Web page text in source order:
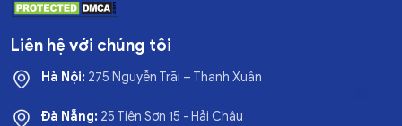
Liên hệ với chúng tôi
Hà Nội: 275 Nguyễn Trãi – Thanh Xuân
Đà Nẵng: 25 Tiên Sơn 15 - Hải Châu